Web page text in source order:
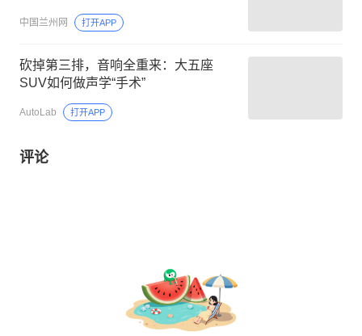
中国兰州网 打开APP
砍掉第三排，音响全重来：大五座
SUV如何做声学“手术”
AutoLab 打开APP
评论